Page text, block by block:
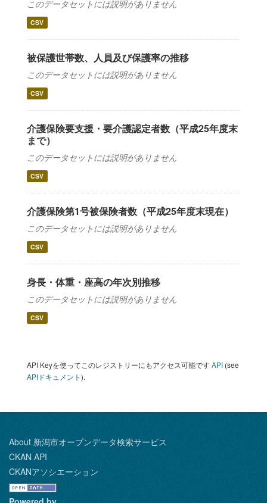
このデータセットには説明がありません
CSV
被保護世帯数、人員及び保護率の推移
このデータセットには説明がありません
CSV
介護保険要支援・要介護認定者数（平成25年度末
まで）
このデータセットには説明がありません
CSV
介護保険第1号被保険者数（平成25年度末現在）
このデータセットには説明がありません
CSV
身長・体重・座高の年次別推移
このデータセットには説明がありません
CSV
API Keyを使ってこのレジストリーにもアクセス可能ですAPI (see
APIドキュメント).
About 新潟市オープンデータ検索サービス
CKAN API
CKANアソシエーション